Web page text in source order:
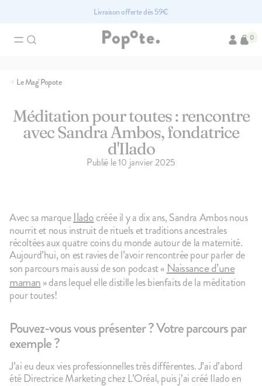
Livraison offerte dès 59€
Brassés bio pour bébé
Les produits du
Le Brassé Nature
1,90€
Les lactés
17,90€
0
Le Mag' Popote
Méditation pour toutes : rencontre
avec Sandra Ambos, fondatrice
d'Ilado
Publié le10 janvier 2025
Avec sa marqueIladocréée il y a dix ans, Sandra Ambos nous
nourrit et nous instruit de rituels et traditions ancestrales
récoltées aux quatre coins du monde autour de la maternité.
Aujourd’hui, on est ravies de l’avoir rencontrée pour parler de
son parcours mais aussi de son podcast «Naissance d’une
maman» dans lequel elle distille les bienfaits de la méditation
pour toutes!
Pouvez-vous vous présenter ? Votre parcours par
exemple ?
J’ai eu deux vies professionnelles très différentes. J’ai d’abord
été Directrice Marketing chez L’Oréal, puis j’ai créé Ilado en